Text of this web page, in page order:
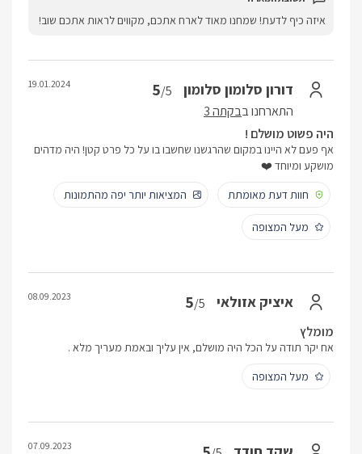
איזה כיף לדעת! שמחנו מאוד לארח אתכם, מקווים לראות אתכם שוב!
דורון סלומון סלומון 5/5
התארחנו בבקתה 3
19.01.2024
היה פשוט מושלם !
אף פעם לא היינו במקום שהרגשנו שחשבו בו על כל פרט קטן! היה מדהים
מושקע ומיוחד ❤️
חוות דעת מאומתת
המציאות יותר יפה מהתמונות
מעל המצופה
איציק אזולאי 5/5
08.09.2023
מומלץ
אח יקר תודה על הכל היה מושלם, אין עליך ובאמת מעריך מלא .
מעל המצופה
07.09.2023